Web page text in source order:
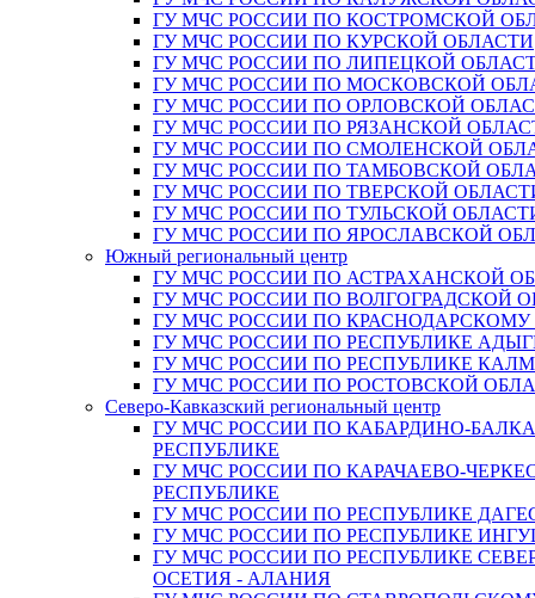
ГУ МЧС РОССИИ ПО КОСТРОМСКОЙ
ГУ МЧС РОССИИ ПО КУРСКОЙ ОБЛАСТИ
ГУ МЧС РОССИИ ПО ЛИПЕЦКОЙ
ГУ МЧС РОССИИ ПО МОСКОВСКОЙ
ГУ МЧС РОССИИ ПО ОРЛОВСКОЙ
ГУ МЧС РОССИИ ПО РЯЗАНСКОЙ
ГУ МЧС РОССИИ ПО СМОЛЕНСКОЙ
ГУ МЧС РОССИИ ПО ТАМБОВСКОЙ
ГУ МЧС РОССИИ ПО ТВЕРСКОЙ
ГУ МЧС РОССИИ ПО ТУЛЬСКОЙ
ГУ МЧС РОССИИ ПО ЯРОСЛАВСКОЙ
Южный региональный центр
ГУ МЧС РОССИИ ПО АСТРАХАНСКОЙ
ГУ МЧС РОССИИ ПО ВОЛГОГРАДСКОЙ
ГУ МЧС РОССИИ ПО
ГУ МЧС РОССИИ ПО РЕСПУБЛИКЕ
ГУ МЧС РОССИИ ПО РЕСПУБЛИКЕ
ГУ МЧС РОССИИ ПО РОСТОВСКОЙ
Северо-Кавказский региональный центр
ГУ МЧС РОССИИ ПО КАБАРДИНО-
РЕСПУБЛИКЕ
ГУ МЧС РОССИИ ПО КАРАЧАЕВО-
РЕСПУБЛИКЕ
ГУ МЧС РОССИИ ПО РЕСПУБЛИКЕ
ГУ МЧС РОССИИ ПО РЕСПУБЛИКЕ
ГУ МЧС РОССИИ ПО РЕСПУБЛИКЕ
ОСЕТИЯ - АЛАНИЯ